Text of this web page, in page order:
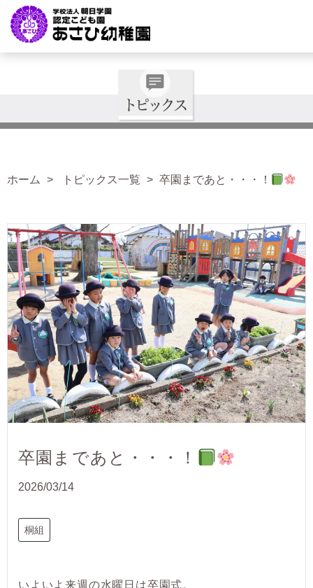
ホーム トピックス一覧 卒園まであと・・・！
卒園まであと・・・！
2026/03/14
桐組
いよいよ来週の水曜日は卒園式。